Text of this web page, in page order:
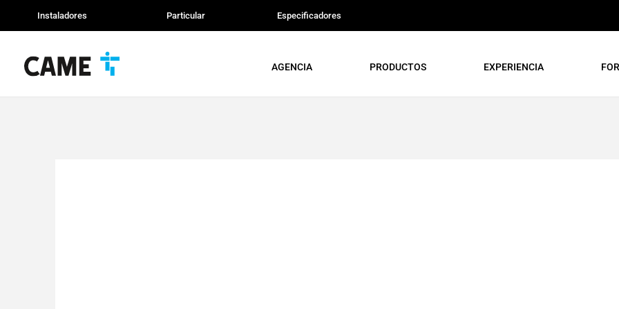
Instaladores Particular Especificadores
AGENCIA PRODUCTOS EXPERIENCIA